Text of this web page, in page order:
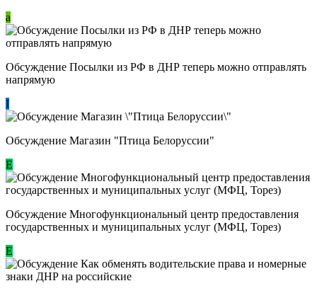
a
Обсуждение Посылки из РФ в ДНР теперь можно отправлять
напрямую
I
Обсуждение Магазин "Птица Белоруссии"
Е
Обсуждение Многофункциональный центр предоставления
государственных и муниципальных услуг (МФЦ, Торез)
E